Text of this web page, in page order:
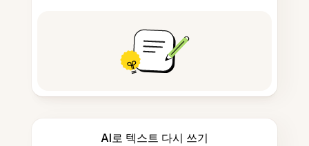
AI로 텍스트 다시 쓰기